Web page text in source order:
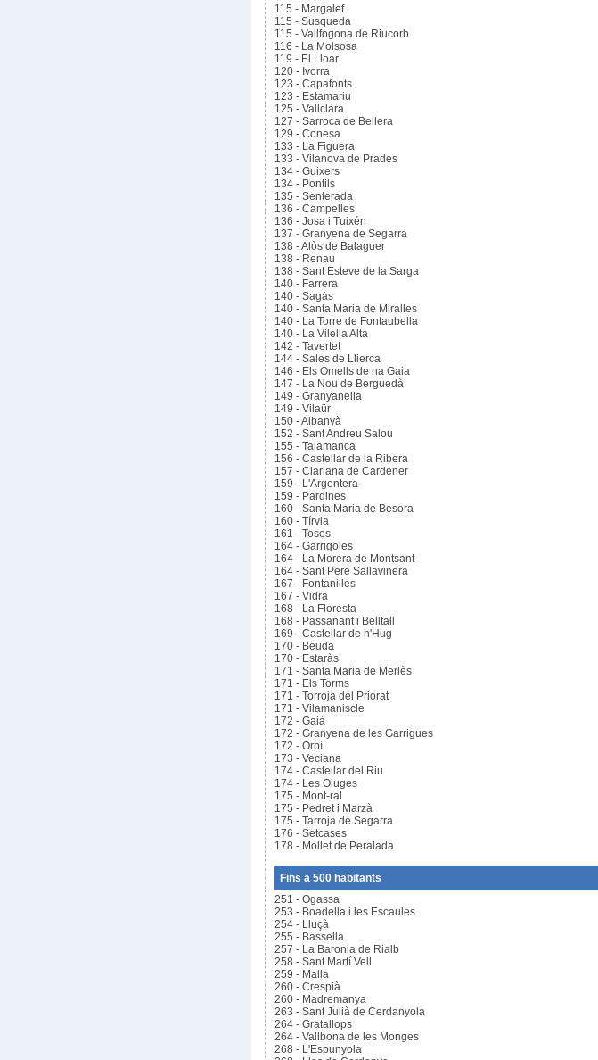
115 - Margalef
115 - Susqueda
115 - Vallfogona de Riucorb
116 - La Molsosa
119 - El Lloar
120 - Ivorra
123 - Capafonts
123 - Estamariu
125 - Vallclara
127 - Sarroca de Bellera
129 - Conesa
133 - La Figuera
133 - Vilanova de Prades
134 - Guixers
134 - Pontils
135 - Senterada
136 - Campelles
136 - Josa i Tuixén
137 - Granyena de Segarra
138 - Alòs de Balaguer
138 - Renau
138 - Sant Esteve de la Sarga
140 - Farrera
140 - Sagàs
140 - Santa Maria de Miralles
140 - La Torre de Fontaubella
140 - La Vilella Alta
142 - Tavertet
144 - Sales de Llierca
146 - Els Omells de na Gaia
147 - La Nou de Berguedà
149 - Granyanella
149 - Vilaür
150 - Albanyà
152 - Sant Andreu Salou
155 - Talamanca
156 - Castellar de la Ribera
157 - Clariana de Cardener
159 - L'Argentera
159 - Pardines
160 - Santa Maria de Besora
160 - Tírvia
161 - Toses
164 - Garrigoles
164 - La Morera de Montsant
164 - Sant Pere Sallavinera
167 - Fontanilles
167 - Vidrà
168 - La Floresta
168 - Passanant i Belltall
169 - Castellar de n'Hug
170 - Beuda
170 - Estaràs
171 - Santa Maria de Merlès
171 - Els Torms
171 - Torroja del Priorat
171 - Vilamaniscle
172 - Gaià
172 - Granyena de les Garrigues
172 - Orpí
173 - Veciana
174 - Castellar del Riu
174 - Les Oluges
175 - Mont-ral
175 - Pedret i Marzà
175 - Tarroja de Segarra
176 - Setcases
178 - Mollet de Peralada
Fins a 500 habitants
251 - Ogassa
253 - Boadella i les Escaules
254 - Lluçà
255 - Bassella
257 - La Baronia de Rialb
258 - Sant Martí Vell
259 - Malla
260 - Crespià
260 - Madremanya
263 - Sant Julià de Cerdanyola
264 - Gratallops
264 - Vallbona de les Monges
268 - L'Espunyola